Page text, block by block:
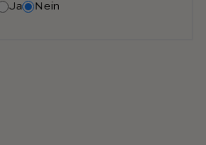
Ja Nein